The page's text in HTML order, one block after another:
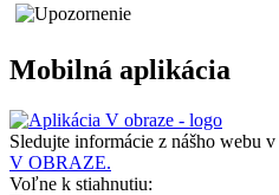
Mobilná aplikácia
Sledujte informácie z nášho webu v
V OBRAZE.
Voľne k stiahnutiu: